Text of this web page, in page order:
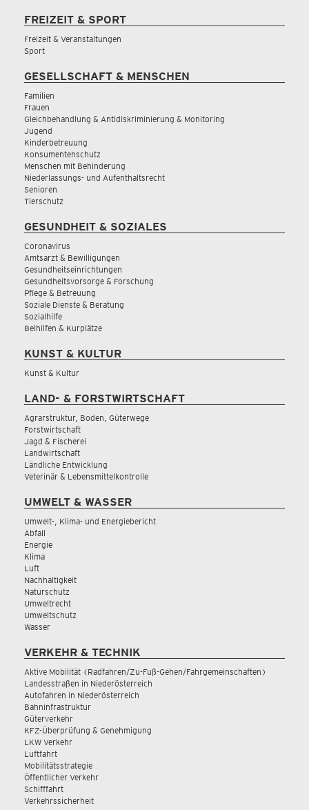
FREIZEIT & SPORT
Freizeit & Veranstaltungen
Sport
GESELLSCHAFT & MENSCHEN
Familien
Frauen
Gleichbehandlung & Antidiskriminierung & Monitoring
Jugend
Kinderbetreuung
Konsumentenschutz
Menschen mit Behinderung
Niederlassungs- und Aufenthaltsrecht
Senioren
Tierschutz
GESUNDHEIT & SOZIALES
Coronavirus
Amtsarzt & Bewilligungen
Gesundheitseinrichtungen
Gesundheitsvorsorge & Forschung
Pflege & Betreuung
Soziale Dienste & Beratung
Sozialhilfe
Beihilfen & Kurplätze
KUNST & KULTUR
Kunst & Kultur
LAND- & FORSTWIRTSCHAFT
Agrarstruktur, Boden, Güterwege
Forstwirtschaft
Jagd & Fischerei
Landwirtschaft
Ländliche Entwicklung
Veterinär & Lebensmittelkontrolle
UMWELT & WASSER
Umwelt-, Klima- und Energiebericht
Abfall
Energie
Klima
Luft
Nachhaltigkeit
Naturschutz
Umweltrecht
Umweltschutz
Wasser
VERKEHR & TECHNIK
Aktive Mobilität (Radfahren/Zu-Fuß-Gehen/Fahrgemeinschaften)
Landesstraßen in Niederösterreich
Autofahren in Niederösterreich
Bahninfrastruktur
Güterverkehr
KFZ-Überprüfung & Genehmigung
LKW Verkehr
Luftfahrt
Mobilitätsstrategie
Öffentlicher Verkehr
Schifffahrt
Verkehrssicherheit